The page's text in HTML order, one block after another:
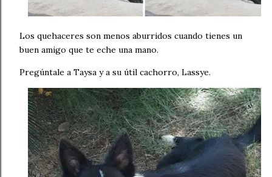
Los quehaceres son menos aburridos cuando tienes un
buen amigo que te eche una mano.
Pregúntale a Taysa y a su útil cachorro, Lassye.